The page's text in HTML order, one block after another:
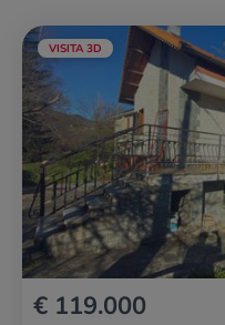
VISITA 3D
€ 119.000